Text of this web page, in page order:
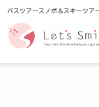
バスツアースノボ＆スキーツア